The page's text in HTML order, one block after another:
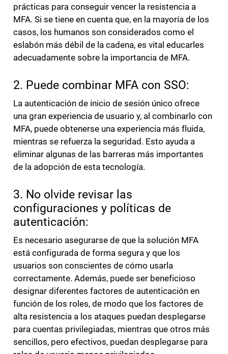
prácticas para conseguir vencer la resistencia a
MFA. Si se tiene en cuenta que, en la mayoría de los
casos, los humanos son considerados como el
eslabón más débil de la cadena, es vital educarles
adecuadamente sobre la importancia de MFA.
2. Puede combinar MFA con SSO:
La autenticación de inicio de sesión único ofrece
una gran experiencia de usuario y, al combinarlo con
MFA, puede obtenerse una experiencia más fluida,
mientras se refuerza la seguridad. Esto ayuda a
eliminar algunas de las barreras más importantes
de la adopción de esta tecnología.
3. No olvide revisar las
configuraciones y políticas de
autenticación:
Es necesario asegurarse de que la solución MFA
está configurada de forma segura y que los
usuarios son conscientes de cómo usarla
correctamente. Además, puede ser beneficioso
designar diferentes factores de autenticación en
función de los roles, de modo que los factores de
alta resistencia a los ataques puedan desplegarse
para cuentas privilegiadas, mientras que otros más
sencillos, pero efectivos, puedan desplegarse para